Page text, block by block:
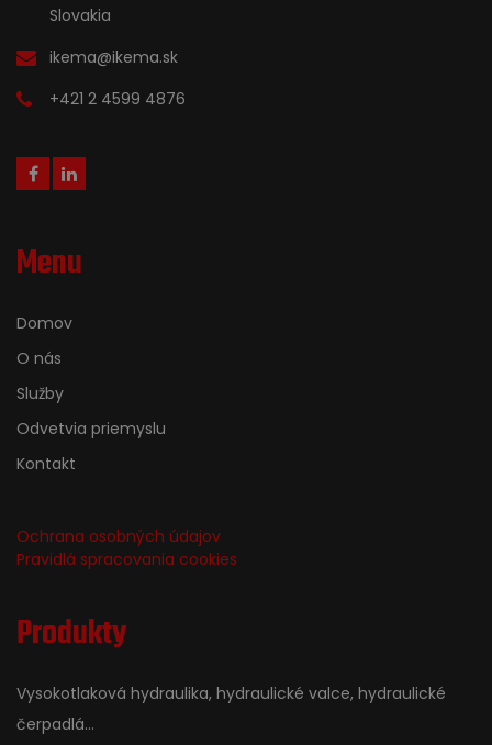
Slovakia
ikema@ikema.sk
+421 2 4599 4876
Menu
Domov
O nás
Služby
Odvetvia priemyslu
Kontakt
Ochrana osobných údajov
Pravidlá spracovania cookies
Produkty
Vysokotlaková hydraulika, hydraulické valce, hydraulické
čerpadlá...